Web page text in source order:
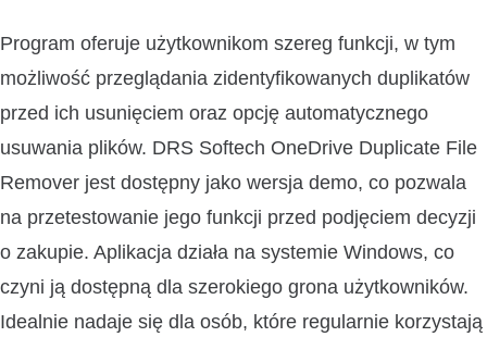
Program oferuje użytkownikom szereg funkcji, w tym
możliwość przeglądania zidentyfikowanych duplikatów
przed ich usunięciem oraz opcję automatycznego
usuwania plików. DRS Softech OneDrive Duplicate File
Remover jest dostępny jako wersja demo, co pozwala
na przetestowanie jego funkcji przed podjęciem decyzji
o zakupie. Aplikacja działa na systemie Windows, co
czyni ją dostępną dla szerokiego grona użytkowników.
Idealnie nadaje się dla osób, które regularnie korzystają